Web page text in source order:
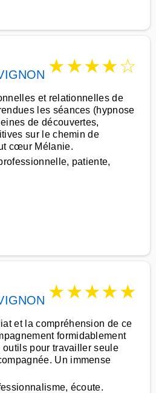
★★★★☆
et relationnelles de
les séances (hypnose
de découvertes,
sur le chemin de
cœur Mélanie.
patiente,
★★★★★
et la compréhension de ce
formidablement
outils pour travailler seule
Un immense
écoute.